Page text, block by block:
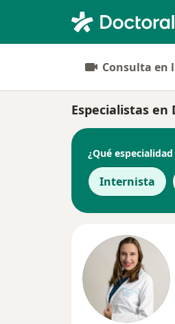
Consulta en
Especialistas en
¿Qué
Internista